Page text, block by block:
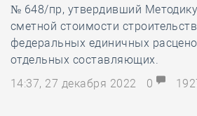
№ 648/пр, утвердивший
сметной стоимости
федеральных единичных
отдельных составляющих.
14:37, 27 декабря 2022
0